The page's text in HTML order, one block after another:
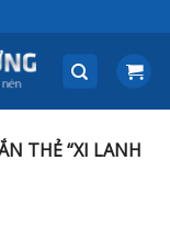
THẺ “XI LANH